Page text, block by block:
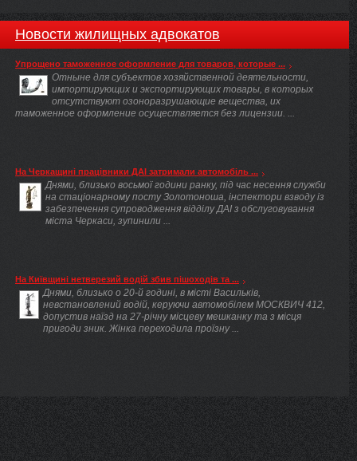
Новости жилищных адвокатов
Упрощено таможенное оформление для товаров, которые ...
Отныне для субъектов хозяйственной деятельности,
импортирующих и экспортирующих товары, в которых
отсутствуют озоноразрушающие вещества, их
таможенное оформление осуществляется без лицензии. ...
На Черкащині працівники ДАІ затримали автомобіль ...
Днями, близько восьмої години ранку, під час несення служби
на стаціонарному посту Золотоноша, інспектори взводу із
забезпечення супроводження відділу ДАІ з обслуговування
міста Черкаси, зупинили ...
На Київщині нетверезий водій збив пішоходів та ...
Днями, близько о 20-й годині, в місті Васильків,
невстановлений водій, керуючи автомобілем МОСКВИЧ 412,
допустив наїзд на 27-річну місцеву мешканку та з місця
пригоди зник. Жінка переходила проїзну ...